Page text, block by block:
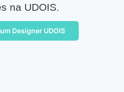
na UDOIS.
Designer UDOIS